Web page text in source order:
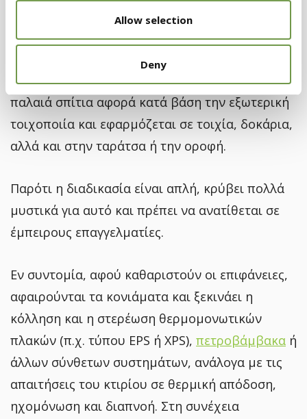
Allow selection
Deny
Πώς εφαρμόζεται η
θερμοπρόσοψη
Ως γνωστόν η διαδικασία της θερμομόνωσης σε
παλαιά σπίτια αφορά κατά βάση την εξωτερική
τοιχοποιία και εφαρμόζεται σε τοιχία, δοκάρια,
αλλά και στην ταράτσα ή την οροφή.
Παρότι η διαδικασία είναι απλή, κρύβει πολλά
μυστικά για αυτό και πρέπει να ανατίθεται σε
έμπειρους επαγγελματίες.
Εν συντομία, αφού καθαριστούν οι επιφάνειες,
αφαιρούνται τα κονιάματα και ξεκινάει η
κόλληση και η στερέωση θερμομονωτικών
πλακών (π.χ. τύπου EPS ή XPS), πετροβάμβακα ή
άλλων σύνθετων συστημάτων, ανάλογα με τις
απαιτήσεις του κτιρίου σε θερμική απόδοση,
ηχομόνωση και διαπνοή. Στη συνέχεια